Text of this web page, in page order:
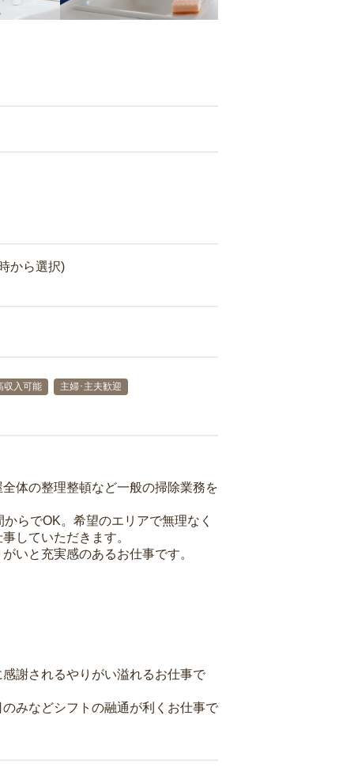
から選択)
収入可能
主婦･主夫歓迎
体の整理整頓など一般の掃除業務を
らでOK。希望のエリアで無理なく
していただきます。
いと充実感のあるお仕事です。
謝されるやりがい溢れるお仕事で
みなどシフトの融通が利くお仕事で